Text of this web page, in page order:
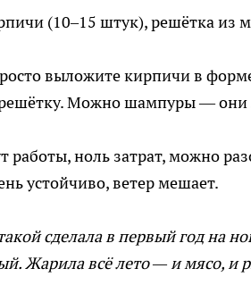
(10–15 штук), решётка из
выложите кирпичи в
решётку. Можно шампуры — они
работы, ноль затрат, можно
устойчиво, ветер мешает.
сделала в первый год на
Жарила всё лето — и мясо, и